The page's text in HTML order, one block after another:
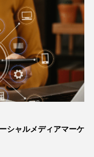
シャルメディアマーケ